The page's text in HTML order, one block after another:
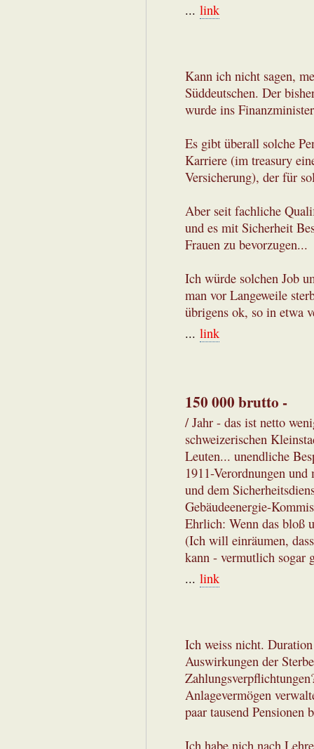
... link
Kann ich nicht sagen,
Süddeutschen. Der
wurde ins
Es gibt überall solche
Karriere (im treasury
Versicherung), der für
Aber seit fachliche
und es mit Sicherheit
Frauen zu bevorzugen...
Ich würde solchen Job
man vor Langeweile
übrigens ok, so in etwa
... link
150 000 brutto -
/ Jahr - das ist netto
schweizerischen
Leuten... unendliche
1911-Verordnungen
und dem
Gebäudeenergie-
Ehrlich: Wenn das bloß
(Ich will einräumen,
kann - vermutlich sogar
... link
Ich weiss nicht.
Auswirkungen der
Anlagevermögen
paar tausend Pensionen